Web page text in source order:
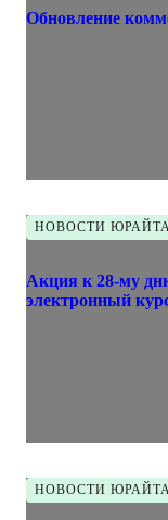
Обновление
НОВОСТИ ЮРАЙТА
Акция к 28-му
электронный
НОВОСТИ ЮРАЙТА